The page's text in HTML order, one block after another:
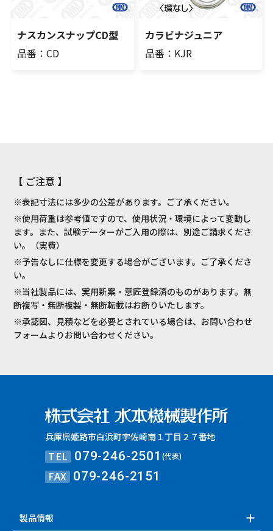
ナスカンスナップCD型
品番：CD
カラビナジュニア
品番：KJR
【 ご注意 】
※表記寸法には多少の公差があります。ご了承ください。
※使用荷重は参考値ですので、使用状況・環境によって変動し
ます。また、試験データーがご入用の際は、別途ご請求くださ
い。（実費）
※予告なしに仕様を変更する場合がございます。ご了承くださ
い。
※当社製品には、実用新案・意匠登録済のものがあります。無
断複写・無断複製・無断転載はお断りいたします。
※承認図、見積などを必要とされている場合は、お問い合わせ
フォームよりお問い合わせください。
兵庫県姫路市白浜町宇佐崎南１丁目２７番地
TEL 079-246-2501(代表)
FAX 079-246-2151
製品情報